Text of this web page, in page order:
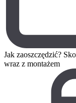
Jak zaoszczędzić?
wraz z montażem